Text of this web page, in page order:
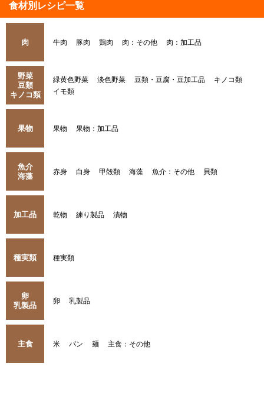
食材別レシピ一覧
肉 牛肉 豚肉 鶏肉 肉：その他 肉：加工品
野菜
豆類
キノコ類
緑黄色野菜 淡色野菜 豆類・豆腐・豆加工品
キノコ類
イモ類
果物 果物 果物：加工品
魚介
海藻
赤身 白身 甲殻類 海藻 魚介：その他 貝類
加工品 乾物 練り製品 漬物
種実類 種実類
卵
乳製品
卵 乳製品
主食 米 パン 麺 主食：その他